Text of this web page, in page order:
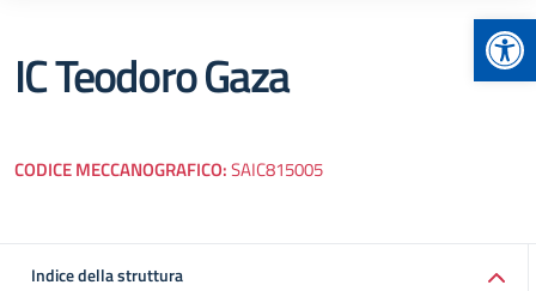
IC Teodoro Gaza
CODICE MECCANOGRAFICO:SAIC815005
Indice della struttura